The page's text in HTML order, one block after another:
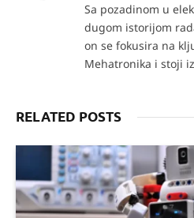
Sa pozadinom u
dugom istorijom
on se fokusira na
Mehatronika i stoji
RELATED POSTS